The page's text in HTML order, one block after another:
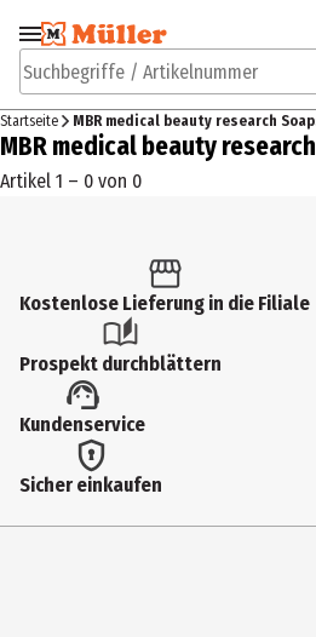
Zur Navigation
springen
Suchbegriffe / Artikelnummer
Startseite MBR medical beauty research
MBR medical beauty
Artikel 1 – 0 von 0
Kostenlose Lieferung in die Filiale
Prospekt durchblättern
Kundenservice
Sicher einkaufen